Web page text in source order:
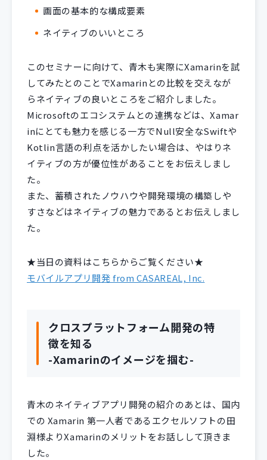
画面の基本的な構成要素
ネイティブのいいところ
このセミナーに向けて、青木も実際にXamarinを試
してみたとのことでXamarinとの比較を交えなが
らネイティブの良いところをご紹介しました。
Microsoftのエコシステムとの連携などは、Xamar
inにとても魅力を感じる一方でNull安全なSwiftや
Kotlin言語の利点を活かしたい場合は、やはりネ
イティブの方が優位性があることをお伝えしまし
た。
また、蓄積されたノウハウや開発環境の構築しや
すさなどはネイティブの魅力であるとお伝えしまし
た。
★当日の資料はこちらからご覧ください★
モバイルアプリ開発 from CASAREAL, Inc.
クロスプラットフォーム開発の特
徴を知る
-Xamarinのイメージを掴む-
青木のネイティブアプリ開発の紹介のあとは、国内
での Xamarin 第一人者であるエクセルソフトの田
淵様よりXamarinのメリットをお話しして頂きま
した。